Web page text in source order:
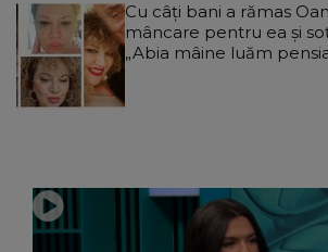
Cu câți bani a rămas
mâncare pentru ea și
„Abia mâine luăm